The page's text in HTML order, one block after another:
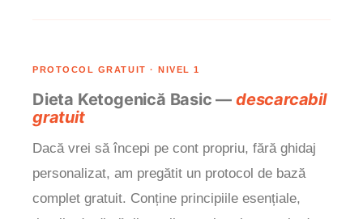
PROTOCOL GRATUIT · NIVEL 1
Dieta Ketogenică Basic — descarcabil
gratuit
Dacă vrei să începi pe cont propriu, fără ghidaj
personalizat, am pregătit un protocol de bază
complet gratuit. Conține principiile esențiale,